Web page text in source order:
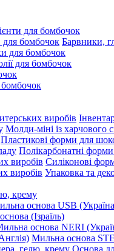
для бомбочок
Барвники,
для бомбочок
для бомбочок
Молди-міні із харчового
Пластикові форми для
Полікарбонатні
Силіконові
Упаковка та
крему
основа USB
(Ізраїль)
основа NERI
Мильна основа
Основа